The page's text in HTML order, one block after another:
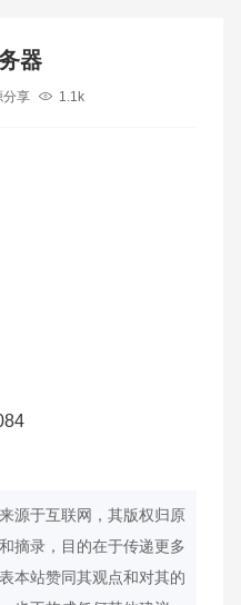
器
分享 1.1k
源于互联网，其版权归原
摘录，目的在于传递更多
本站赞同其观点和对其的